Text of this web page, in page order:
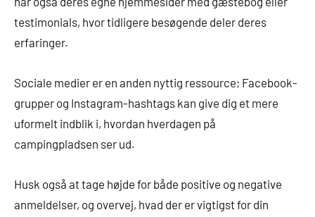
testimonials, hvor tidligere besøgende deler deres
erfaringer.
Sociale medier er en anden nyttig ressource; Facebook-
grupper og Instagram-hashtags kan give dig et mere
uformelt indblik i, hvordan hverdagen på
campingpladsen ser ud.
Husk også at tage højde for både positive og negative
anmeldelser, og overvej, hvad der er vigtigst for din